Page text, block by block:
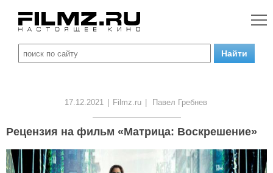
17.12.2021 Filmz.ru Павел Гребнев
Рецензия на фильм «Матрица: Воскрешение»